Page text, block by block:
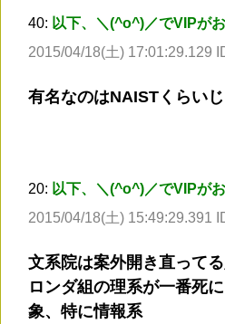
40: 以下、＼(^o^)／でVIPが
2015/04/18(土) 17:01:29.129
有名なのはNAISTくらい
20: 以下、＼(^o^)／でVIPが
2015/04/18(土) 15:49:29.391
文系院は案外開き直って
ロンダ組の理系が一番死
象、特に情報系